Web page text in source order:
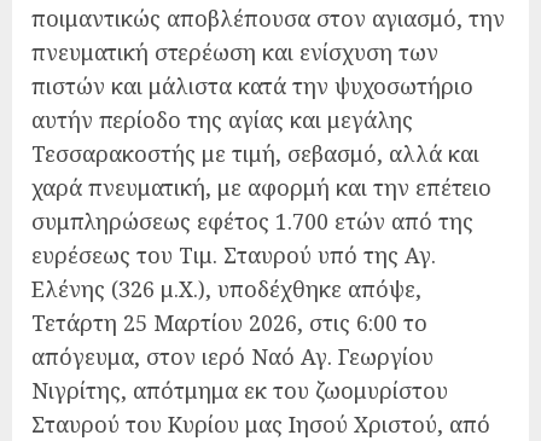
ποιμαντικώς αποβλέπουσα στον αγιασμό, την
πνευματική στερέωση και ενίσχυση των
πιστών και μάλιστα κατά την ψυχοσωτήριο
αυτήν περίοδο της αγίας και μεγάλης
Τεσσαρακοστής με τιμή, σεβασμό, αλλά και
χαρά πνευματική, με αφορμή και την επέτειο
συμπληρώσεως εφέτος 1.700 ετών από της
ευρέσεως του Τιμ. Σταυρού υπό της Αγ.
Ελένης (326 μ.Χ.), υποδέχθηκε απόψε,
Τετάρτη 25 Μαρτίου 2026, στις 6:00 το
απόγευμα, στον ιερό Ναό Αγ. Γεωργίου
Νιγρίτης, απότμημα εκ του ζωομυρίστου
Σταυρού του Κυρίου μας Ιησού Χριστού, από